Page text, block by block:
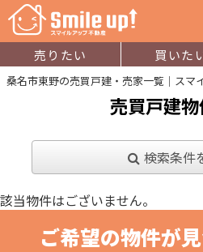
売りたい 買いた
桑名市東野の売買戸建・売家一覧｜スマ
売買戸建
検索条件
該当物件はございません。
ご希望の物件が